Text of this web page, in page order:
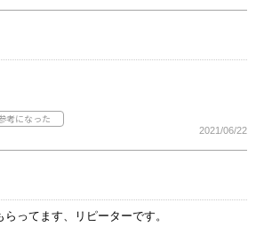
2021/06/22
ってます、リピーターです。